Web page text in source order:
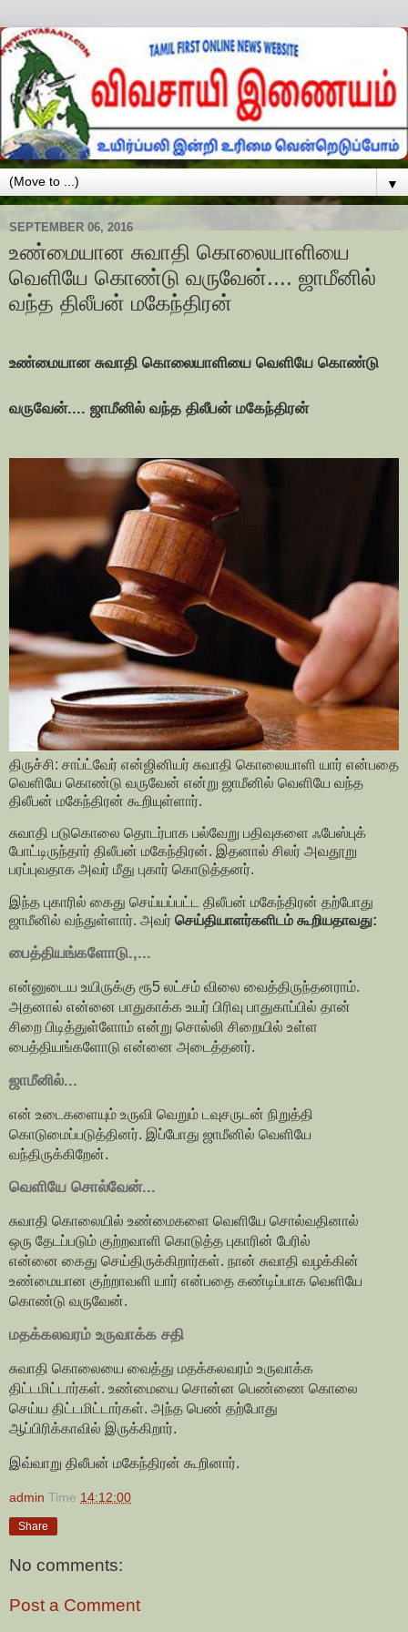
▼
SEPTEMBER 06, 2016
உண்மையான சுவாதி கொலையாளியை
வெளியே கொண்டு வருவேன்.... ஜாமீனில்
வந்த திலீபன் மகேந்திரன்
உண்மையான சுவாதி கொலையாளியை வெளியே கொண்டு
வருவேன்.... ஜாமீனில் வந்த திலீபன் மகேந்திரன்
திருச்சி: சாப்ட்வேர் என்ஜினியர் சுவாதி கொலையாளி யார் என்பதை
வெளியே கொண்டு வருவேன் என்று ஜாமீனில் வெளியே வந்த
திலீபன் மகேந்திரன் கூறியுள்ளார்.
சுவாதி படுகொலை தொடர்பாக பல்வேறு பதிவுகளை ஃபேஸ்புக்
போட்டிருந்தார் திலீபன் மகேந்திரன். இதனால் சிலர் அவதூறு
பரப்புவதாக அவர் மீது புகார் கொடுத்தனர்.
இந்த புகாரில் கைது செய்யப்பட்ட திலீபன் மகேந்திரன் தற்போது
ஜாமீனில் வந்துள்ளார். அவர் செய்தியாளர்களிடம் கூறியதாவது:
பைத்தியங்களோடு.,...
என்னுடைய உயிருக்கு ரூ5 லட்சம் விலை வைத்திருந்தனராம்.
அதனால் என்னை பாதுகாக்க உயர் பிரிவு பாதுகாப்பில் தான்
சிறை பிடித்துள்ளோம் என்று சொல்லி சிறையில் உள்ள
பைத்தியங்களோடு என்னை அடைத்தனர்.
ஜாமீனில்...
என் உடைகளையும் உருவி வெறும் டவுசருடன் நிறுத்தி
கொடுமைப்படுத்தினர். இப்போது ஜாமீனில் வெளியே
வந்திருக்கிறேன்.
வெளியே சொல்வேன்...
சுவாதி கொலையில் உண்மைகளை வெளியே சொல்வதினால்
ஒரு தேடப்படும் குற்றவாளி கொடுத்த புகாரின் பேரில்
என்னை கைது செய்திருக்கிறார்கள். நான் சுவாதி வழக்கின்
உண்மையான குற்றாவளி யார் என்பதை கண்டிப்பாக வெளியே
கொண்டு வருவேன்.
மதக்கலவரம் உருவாக்க சதி
சுவாதி கொலையை வைத்து மதக்கலவரம் உருவாக்க
திட்டமிட்டார்கள். உண்மையை சொன்ன பெண்ணை கொலை
செய்ய திட்டமிட்டார்கள். அந்த பெண் தற்போது
ஆப்பிரிக்காவில் இருக்கிறார்.
இவ்வாறு திலீபன் மகேந்திரன் கூறினார்.
admin Time 14:12:00
Share
No comments:
Post a Comment